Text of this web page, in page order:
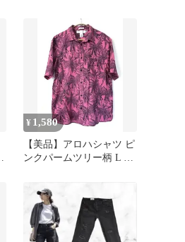
¥ 1,580
【美品】アロハシャツ ピ
ンクパームツリー柄 L 綿